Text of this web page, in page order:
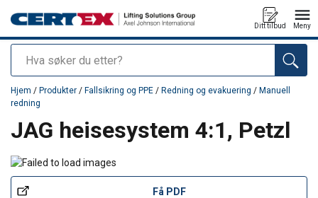
Søk
Ditt tilbud Meny
Produkt lagt i din handlekurv
Hjem / Produkter / Fallsikring og PPE / Redning og evakuering / Manuell
redning
JAG heisesystem 4:1, Petzl
Få PDF